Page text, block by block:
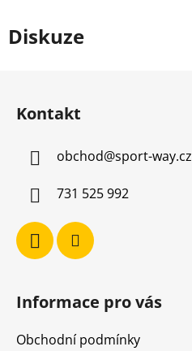
Diskuze
Kontakt
obchod@sport-way.cz
731 525 992
Informace pro vás
Obchodní podmínky